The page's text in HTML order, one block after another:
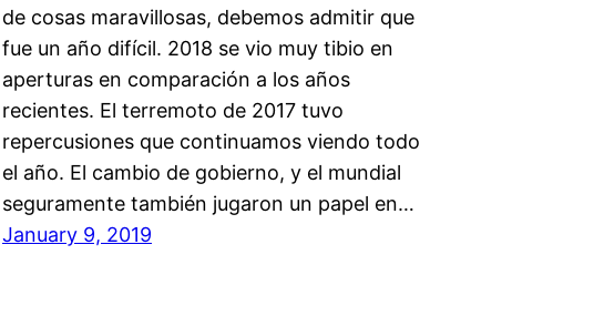
de cosas maravillosas, debemos admitir que
fue un año difícil. 2018 se vio muy tibio en
aperturas en comparación a los años
recientes. El terremoto de 2017 tuvo
repercusiones que continuamos viendo todo
el año. El cambio de gobierno, y el mundial
seguramente también jugaron un papel en…
January 9, 2019